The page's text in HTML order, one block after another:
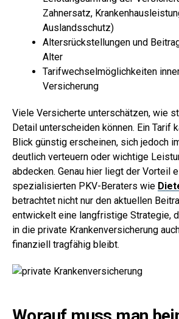
Zahnersatz,
Auslandsschutz)
Altersrückstellungen und
Alter
Tarifwechselmöglichkeiten
Versicherung
Viele Versicherte unterschätzen, wie
Detail unterscheiden können. Ein Tarif
Blick günstig erscheinen, sich jedoch
deutlich verteuern oder wichtige
abdecken. Genau hier liegt der Vorteil
spezialisierten PKV-Beraters wie
betrachtet nicht nur den aktuellen
entwickelt eine langfristige Strategie,
in die private Krankenversicherung
finanziell tragfähig bleibt.